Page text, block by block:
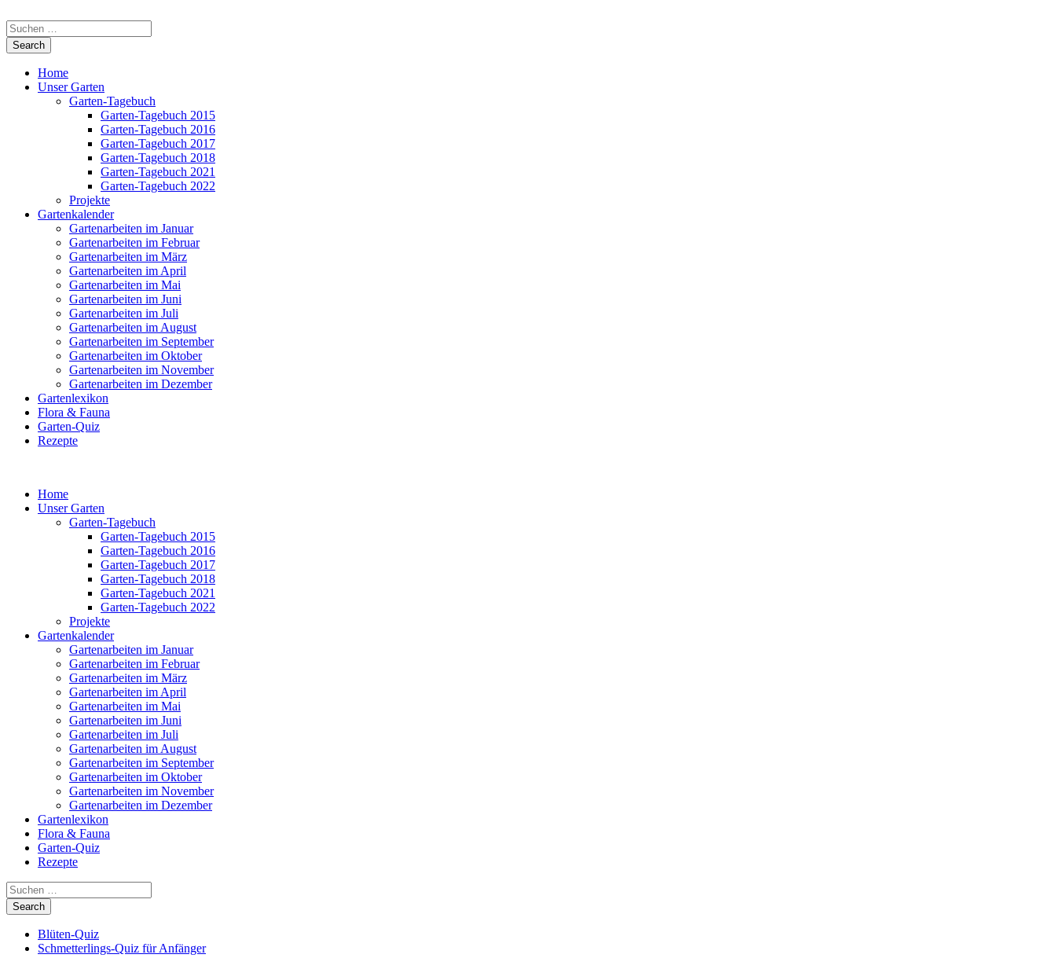
Home
Unser Garten
Garten-Tagebuch
Garten-Tagebuch 2015
Garten-Tagebuch 2016
Garten-Tagebuch 2017
Garten-Tagebuch 2018
Garten-Tagebuch 2021
Garten-Tagebuch 2022
Projekte
Gartenkalender
Gartenarbeiten im Januar
Gartenarbeiten im Februar
Gartenarbeiten im März
Gartenarbeiten im April
Gartenarbeiten im Mai
Gartenarbeiten im Juni
Gartenarbeiten im Juli
Gartenarbeiten im August
Gartenarbeiten im September
Gartenarbeiten im Oktober
Gartenarbeiten im November
Gartenarbeiten im Dezember
Gartenlexikon
Flora & Fauna
Garten-Quiz
Rezepte
Home
Unser Garten
Garten-Tagebuch
Garten-Tagebuch 2015
Garten-Tagebuch 2016
Garten-Tagebuch 2017
Garten-Tagebuch 2018
Garten-Tagebuch 2021
Garten-Tagebuch 2022
Projekte
Gartenkalender
Gartenarbeiten im Januar
Gartenarbeiten im Februar
Gartenarbeiten im März
Gartenarbeiten im April
Gartenarbeiten im Mai
Gartenarbeiten im Juni
Gartenarbeiten im Juli
Gartenarbeiten im August
Gartenarbeiten im September
Gartenarbeiten im Oktober
Gartenarbeiten im November
Gartenarbeiten im Dezember
Gartenlexikon
Flora & Fauna
Garten-Quiz
Rezepte
Blüten-Quiz
Schmetterlings-Quiz für Anfänger